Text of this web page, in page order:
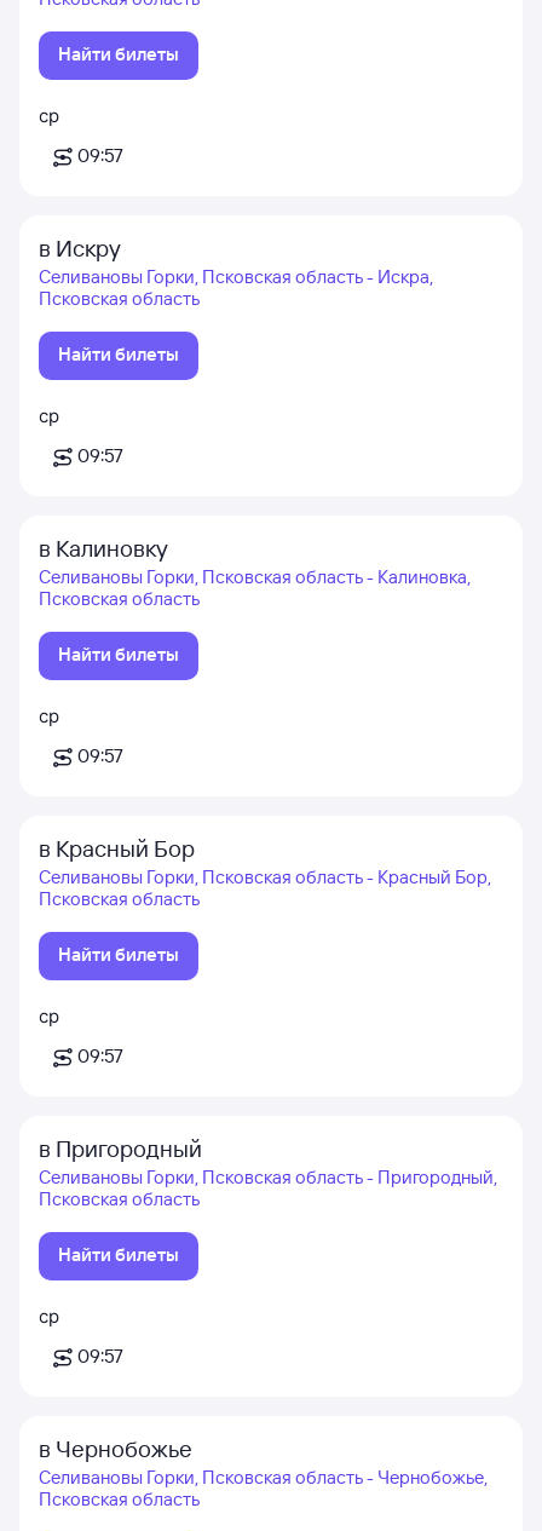
Найти билеты
ср
09:57
в Искру
Селивановы Горки, Псковская область - Искра,
Псковская область
Найти билеты
ср
09:57
в Калиновку
Селивановы Горки, Псковская область - Калиновка,
Псковская область
Найти билеты
ср
09:57
в Красный Бор
Селивановы Горки, Псковская область - Красный Бор,
Псковская область
Найти билеты
ср
09:57
в Пригородный
Селивановы Горки, Псковская область - Пригородный,
Псковская область
Найти билеты
ср
09:57
в Чернобожье
Селивановы Горки, Псковская область - Чернобожье,
Псковская область